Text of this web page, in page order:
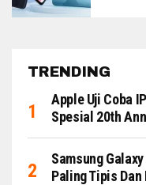
TRENDING
Apple Uji Coba
Spesial 20th
Samsung
Paling Tipis